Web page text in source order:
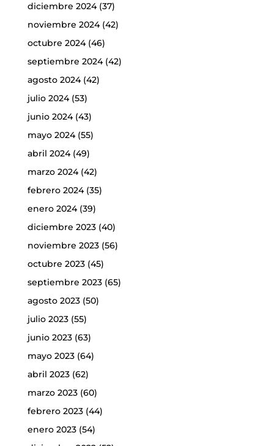
diciembre 2024(37)
noviembre 2024(42)
octubre 2024(46)
septiembre 2024(42)
agosto 2024(42)
julio 2024(53)
junio 2024(43)
mayo 2024(55)
abril 2024(49)
marzo 2024(42)
febrero 2024(35)
enero 2024(39)
diciembre 2023(40)
noviembre 2023(56)
octubre 2023(45)
septiembre 2023(65)
agosto 2023(50)
julio 2023(55)
junio 2023(63)
mayo 2023(64)
abril 2023(62)
marzo 2023(60)
febrero 2023(44)
enero 2023(54)